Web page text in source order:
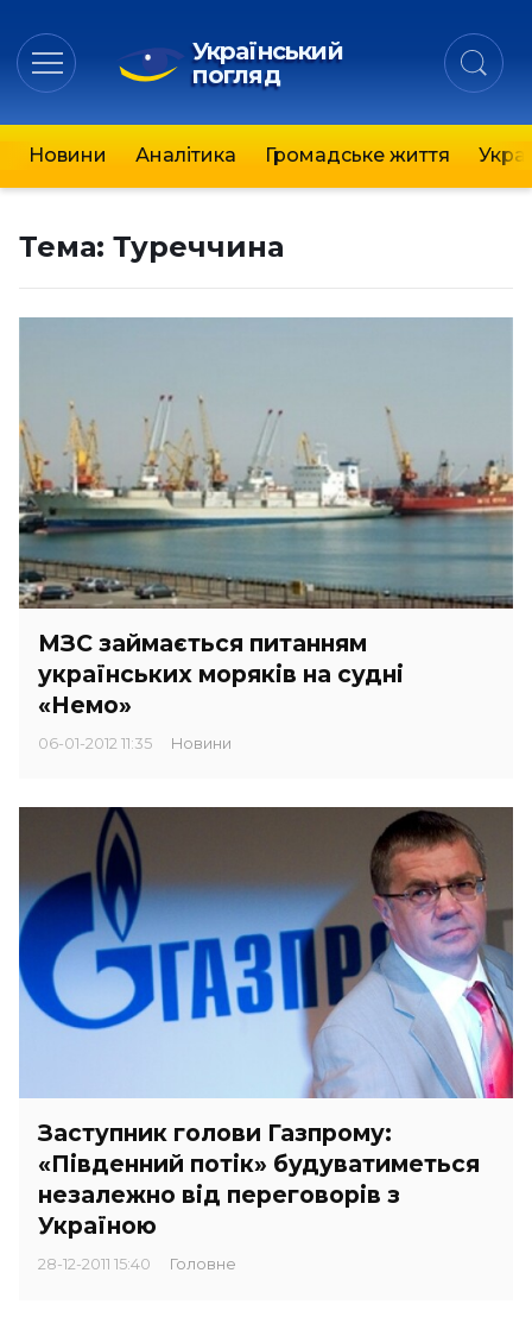
Український
погляд
Новини Аналітика Громадське життя
Тема: Туреччина
МЗС займається питанням
українських моряків на судні
«Немо»
06-01-2012 11:35 Новини
Заступник голови Газпрому:
«Південний потік» будуватиметься
незалежно від переговорів з
Україною
28-12-2011 15:40 Головне